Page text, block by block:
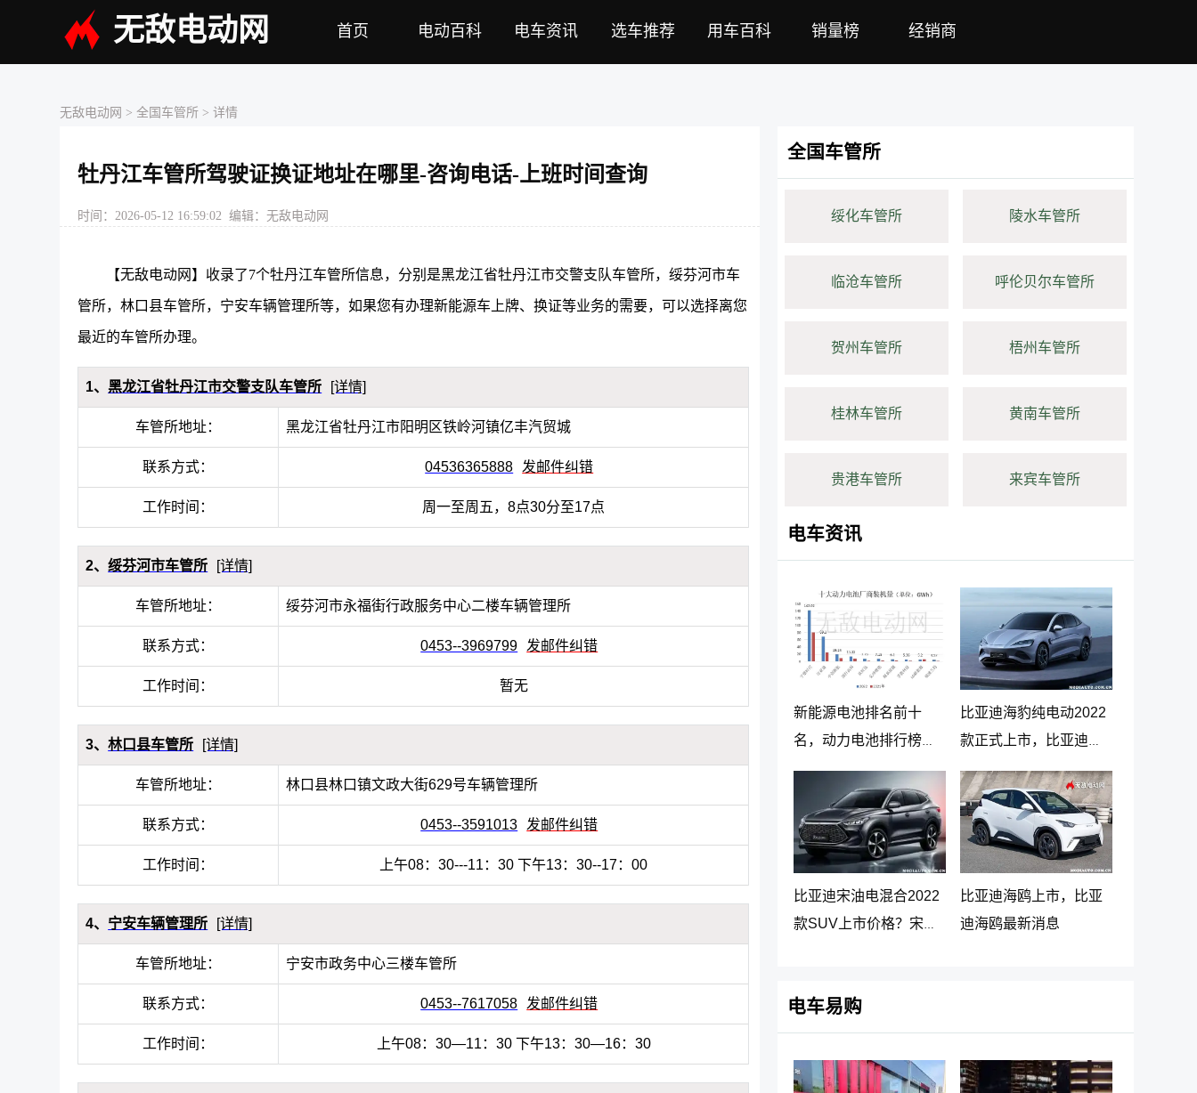
无敌电动网 首页 电动百科 电车资讯 选车推荐 用车百科 销量榜 经销商
无敌电动网 >全国车管所 > 详情
牡丹江车管所驾驶证换证地址在哪里-咨询电话-上班时间查询
时间：2026-05-12 16:59:02 编辑：无敌电动网
【无敌电动网】收录了7个牡丹江车管所信息，分别是黑龙江省牡丹江市交警支队车管所，绥芬河市车
管所，林口县车管所，宁安车辆管理所等，如果您有办理新能源车上牌、换证等业务的需要，可以选择离您
最近的车管所办理。
1、黑龙江省牡丹江市交警支队车管所 [详情]
车管所地址： 黑龙江省牡丹江市阳明区铁岭河镇亿丰汽贸城
联系方式： 04536365888 发邮件纠错
工作时间： 周一至周五，8点30分至17点
2、绥芬河市车管所 [详情]
车管所地址： 绥芬河市永福街行政服务中心二楼车辆管理所
联系方式： 0453--3969799 发邮件纠错
工作时间： 暂无
3、林口县车管所 [详情]
车管所地址： 林口县林口镇文政大街629号车辆管理所
联系方式： 0453--3591013 发邮件纠错
工作时间： 上午08：30---11：30 下午13：30--17：00
4、 宁安车辆管理所 [详情]
车管所地址： 宁安市政务中心三楼车管所
联系方式： 0453--7617058 发邮件纠错
工作时间： 上午08：30—11：30 下午13：30—16：30
全国车管所
绥化车管所 陵水车管所
临沧车管所 呼伦贝尔车管所
贺州车管所 梧州车管所
桂林车管所 黄南车管所
贵港车管所 来宾车管所
电车资讯
新能源电池排名前十
名，动力电池排行榜前
十名
比亚迪海豹纯电动2022
款正式上市，比亚迪海
豹纯电动报价20.98万起
比亚迪宋油电混合2022
款SUV上市价格？宋
比亚迪海鸥上市，比亚
迪海鸥最新消息
电车易购